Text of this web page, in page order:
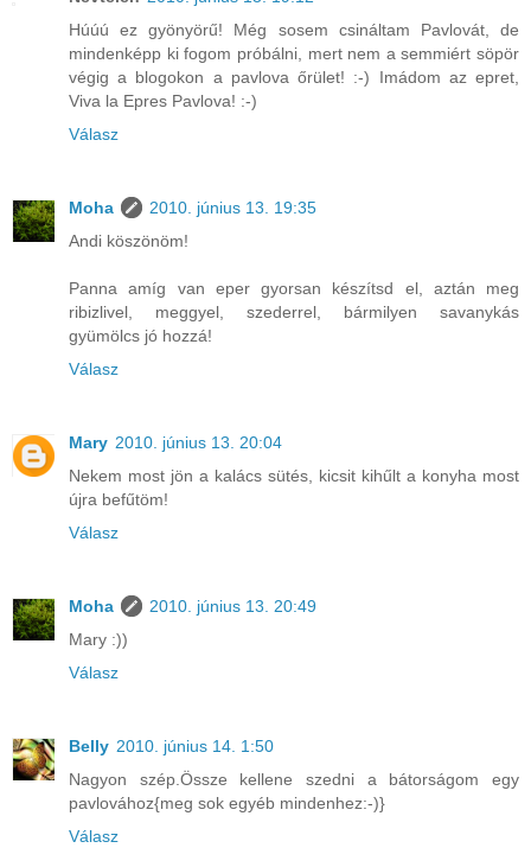
Húúú ez gyönyörű! Még sosem csináltam Pavlovát, de
mindenképp ki fogom próbálni, mert nem a semmiért söpör
végig a blogokon a pavlova őrület! :-) Imádom az epret,
Viva la Epres Pavlova! :-)
Válasz
Moha
2010. június 13. 19:35
Andi köszönöm!
Panna amíg van eper gyorsan készítsd el, aztán meg
ribizlivel, meggyel, szederrel, bármilyen savanykás
gyümölcs jó hozzá!
Válasz
Mary 2010. június 13. 20:04
Nekem most jön a kalács sütés, kicsit kihűlt a konyha most
újra befűtöm!
Válasz
Moha
2010. június 13. 20:49
Mary :))
Válasz
Belly 2010. június 14. 1:50
Nagyon szép.Össze kellene szedni a bátorságom egy
pavlovához{meg sok egyéb mindenhez:-)}
Válasz